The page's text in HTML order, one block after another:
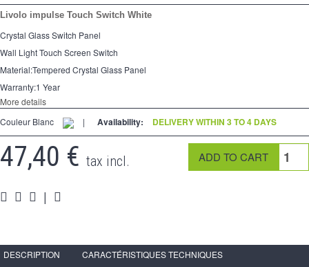
Accessories
Pièces
Livolo impulse Touch Switch White
Crystal Glass Switch Panel
Wall Light Touch Screen Switch
Material:Tempered Crystal Glass Panel
Warranty:1 Year
More details
Couleur Blanc
| Availability: DELIVERY WITHIN 3 TO 4 DAYS
47,40 € tax incl.
|
DESCRIPTION
CARACTÉRISTIQUES TECHNIQUES